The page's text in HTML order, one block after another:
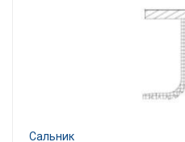
Сальник